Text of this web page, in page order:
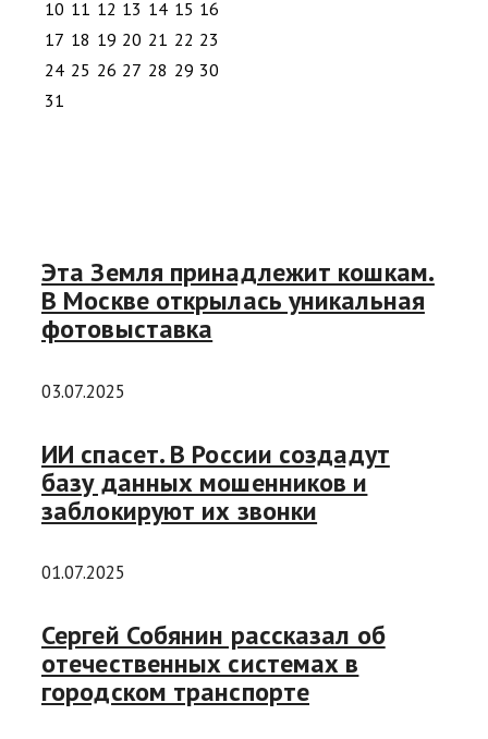
10 11 12 13 14 15 16
17 18 19 20 21 22 23
24 25 26 27 28 29 30
31
Эта Земля принадлежит кошкам.
В Москве открылась уникальная
фотовыставка
03.07.2025
ИИ спасет. В России создадут
базу данных мошенников и
заблокируют их звонки
01.07.2025
Сергей Собянин рассказал об
отечественных системах в
городском транспорте